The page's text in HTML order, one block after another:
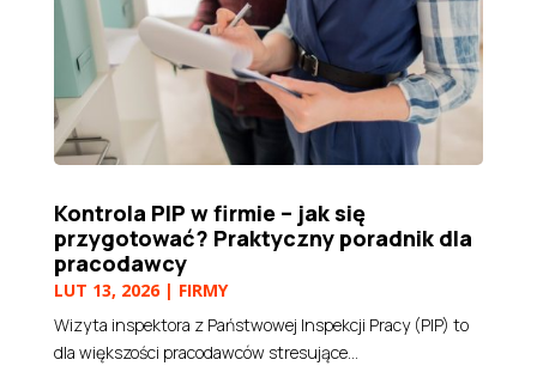
Kontrola PIP w firmie – jak się
przygotować? Praktyczny poradnik dla
pracodawcy
LUT 13, 2026| FIRMY
Wizyta inspektora z Państwowej Inspekcji Pracy (PIP) to
dla większości pracodawców stresujące...